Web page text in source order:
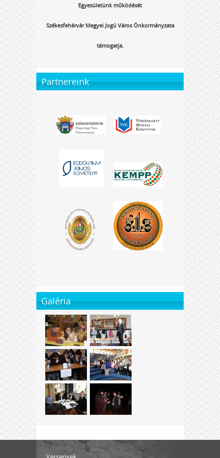
Egyesületünk működését
Székesfehérvár Megyei Jogú Város Önkormányzata
támogatja.
Partnereink
Galéria